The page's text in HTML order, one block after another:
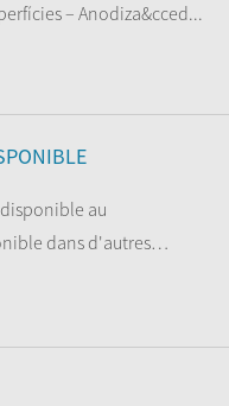
– Anodiza&cced...
au
dans d'autres